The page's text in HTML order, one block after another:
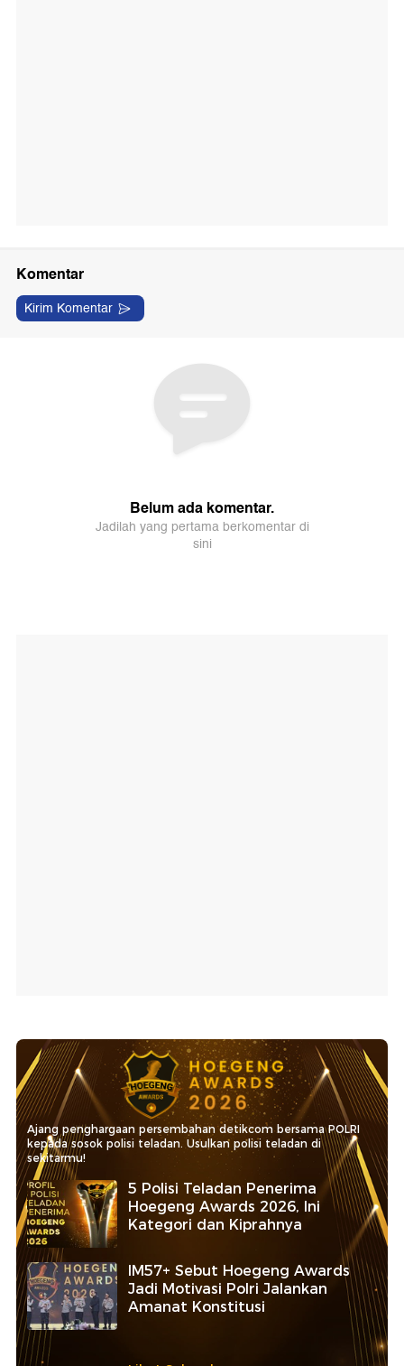
Ajang penghargaan persembahan detikcom bersama POLRI
kepada sosok polisi teladan. Usulkan polisi teladan di
sekitarmu!
5 Polisi Teladan Penerima
Hoegeng Awards 2026, Ini
Kategori dan Kiprahnya
IM57+ Sebut Hoegeng Awards
Jadi Motivasi Polri Jalankan
Amanat Konstitusi